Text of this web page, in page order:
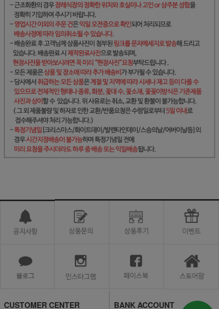
CUSTOMER CENTER BANK ACCOUNT